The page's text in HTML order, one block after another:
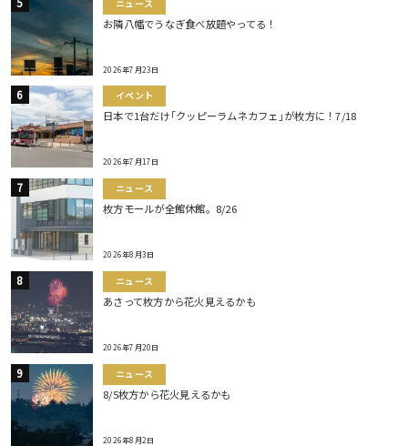
ニュース
お隣八幡でうなぎ食べ放題やってる！
2026年7月23日
イベント
日本で1台だけ｢クッピーラムネカフェ｣が枚方に！7/18
2026年7月17日
ニュース
枚方モールが全館休館。8/26
2026年8月3日
ニュース
あさって枚方から花火見えるかも
2026年7月20日
ニュース
8/5枚方から花火見えるかも
2026年8月2日